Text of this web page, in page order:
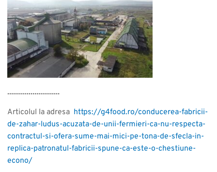
...........................
Articolul la adresa https://g4food.ro/conducerea-fabricii-
de-zahar-ludus-acuzata-de-unii-fermieri-ca-nu-respecta-
contractul-si-ofera-sume-mai-mici-pe-tona-de-sfecla-in-
replica-patronatul-fabricii-spune-ca-este-o-chestiune-
econo/